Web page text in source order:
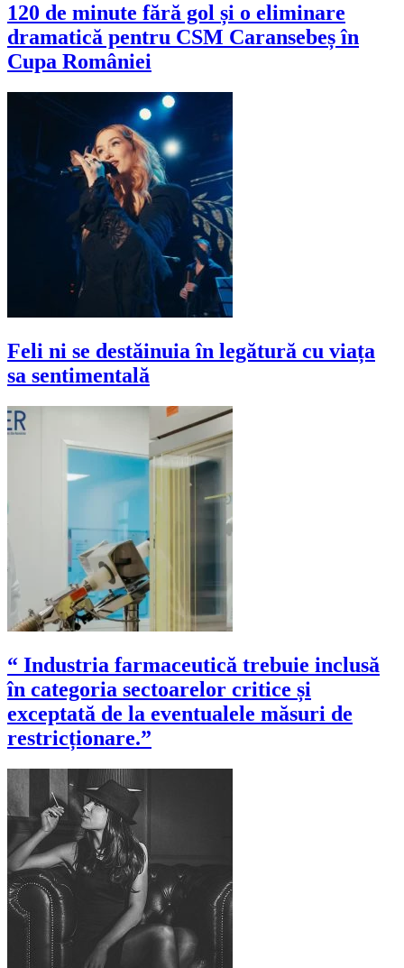
120 de minute fără gol și o eliminare
dramatică pentru CSM Caransebeș în
Cupa României
Feli ni se destăinuia în legătură cu viața
sa sentimentală
“ Industria farmaceutică trebuie inclusă
în categoria sectoarelor critice și
exceptată de la eventualele măsuri de
restricționare.”